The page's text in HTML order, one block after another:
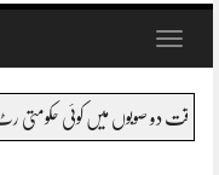
Toggle
کرتا ہے